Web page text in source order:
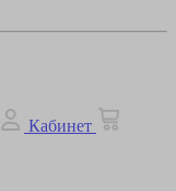
Кабинет